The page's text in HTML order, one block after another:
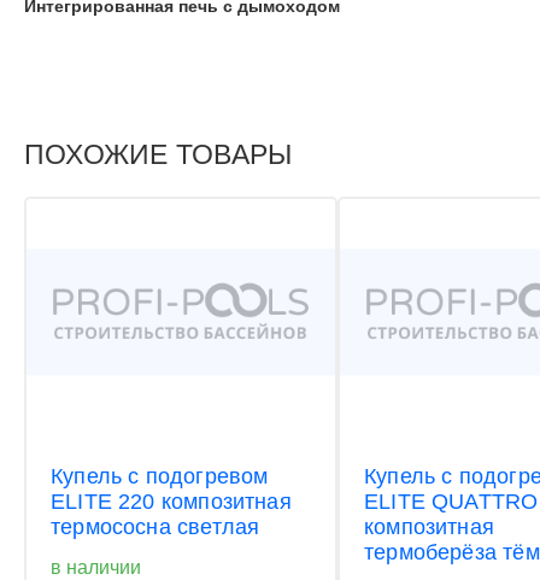
Интегрированная печь с дымоходом
ПОХОЖИЕ ТОВАРЫ
Купель с подогревом
ELITE 220 композитная
термососна светлая
в наличии
Купель с
ELITE
композитная
термоберёза